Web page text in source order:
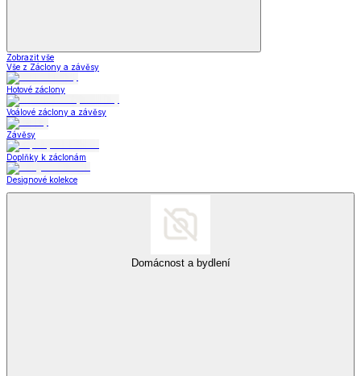
Zobrazit vše
Vše z Záclony a závěsy
Hotové záclony
Voálové záclony a závěsy
Závěsy
Doplňky k záclonám
Designové kolekce
Domácnost a bydlení